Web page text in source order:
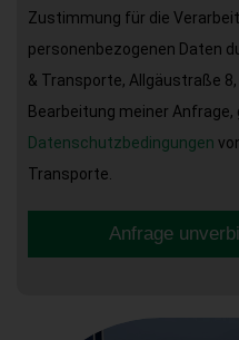
Zustimmung für die
personenbezogenen Daten
& Transporte, Allgäustraße
Bearbeitung meiner Anfrage,
Datenschutzbedingungen
Transporte.
Anfrage